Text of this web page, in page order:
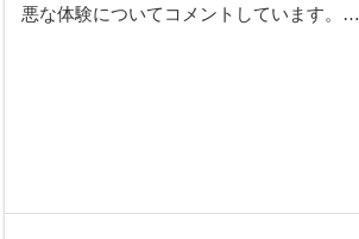
悪な体験についてコメントしています。…